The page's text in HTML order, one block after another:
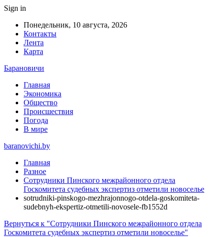
Sign in
Понедельник, 10 августа, 2026
Контакты
Лента
Карта
Барановичи
Главная
Экономика
Общество
Происшествия
Погода
В мире
baranovichi.by
Главная
Разное
Сотрудники Пинского межрайонного отдела
Госкомитета судебных экспертиз отметили новоселье
sotrudniki-pinskogo-mezhrajonnogo-otdela-goskomiteta-
sudebnyh-ekspertiz-otmetili-novosele-fb1552d
Вернуться к "Сотрудники Пинского межрайонного отдела
Госкомитета судебных экспертиз отметили новоселье"